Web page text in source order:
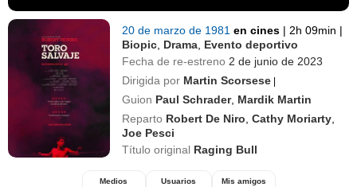
20 de marzo de 1981en cines | 2h 09min |
Biopic Drama Evento deportivo
Fecha de re-estreno 2 de junio de 2023
Dirigida por Martin Scorsese |
Guion Paul Schrader, Mardik Martin
Reparto Robert De Niro ,Cathy Moriarty
Joe Pesci
Título original Raging Bull
Medios Usuarios Mis amigos